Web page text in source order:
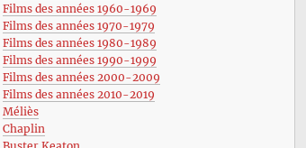
Films des années 1960-1969
Films des années 1970-1979
Films des années 1980-1989
Films des années 1990-1999
Films des années 2000-2009
Films des années 2010-2019
Méliès
Chaplin